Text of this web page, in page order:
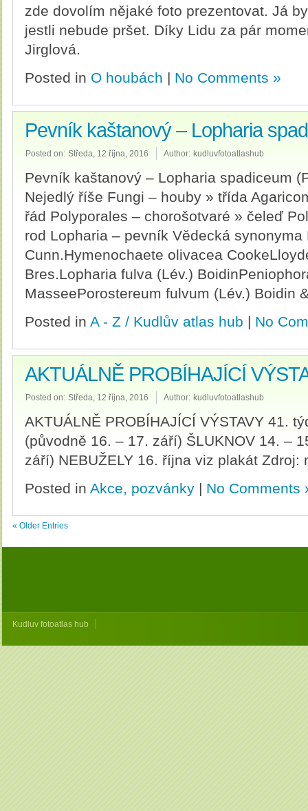
zde dovolím nějaké foto prezentovat. Já
jestli nebude pršet. Díky Lidu za pár
Jirglová.
Posted in O houbách | No Comments »
Pevník kaštanový – Lopharia
Posted on: Středa, 12 října, 2016 Author: kudluvfotoatlashub
Pevník kaštanový – Lopharia spadiceum
Nejedlý říše Fungi – houby » třída
řád Polyporales – chorošotvaré » čeleď
rod Lopharia – pevník Vědecká synonyma
Cunn.Hymenochaete olivacea
Bres.Lopharia fulva (Lév.)
MasseePorostereum fulvum (Lév.) Boidin
Posted in A - Z / Kudlův atlas hub | No
AKTUÁLNĚ PROBÍHAJÍCÍ
Posted on: Středa, 12 října, 2016 Author: kudluvfotoatlashub
AKTUÁLNĚ PROBÍHAJÍCÍ VÝSTAVY 41.
(původně 16. – 17. září) ŠLUKNOV 14. –
září) NEBUŽELY 16. října viz plakát Zdroj:
Posted in Akce, pozvánky | No Comments
« Older Entries
Kudluv fotoatlas hub